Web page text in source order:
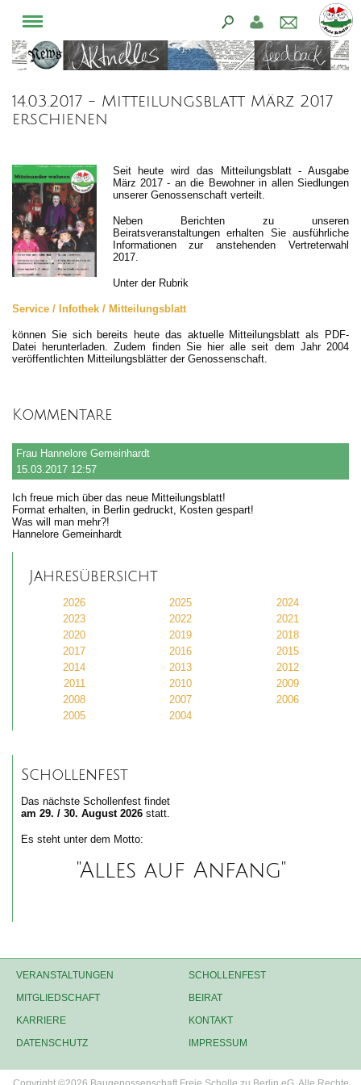
14.03.2017 - Mitteilungsblatt März 2017
erschienen
Seit heute wird das Mitteilungsblatt - Ausgabe
März 2017 - an die Bewohner in allen Siedlungen
unserer Genossenschaft verteilt.
Neben Berichten zu unseren
Beiratsveranstaltungen erhalten Sie ausführliche
Informationen zur anstehenden Vertreterwahl
2017.
Unter der Rubrik
Service / Infothek / Mitteilungsblatt
können Sie sich bereits heute das aktuelle Mitteilungsblatt als PDF-
Datei herunterladen. Zudem finden Sie hier alle seit dem Jahr 2004
veröffentlichten Mitteilungsblätter der Genossenschaft.
Kommentare
Frau Hannelore Gemeinhardt
15.03.2017 12:57
Ich freue mich über das neue Mitteilungsblatt!
Format erhalten, in Berlin gedruckt, Kosten gespart!
Was will man mehr?!
Hannelore Gemeinhardt
Jahresübersicht
2026 2025
2024
2023
2022
2021
2020
2019
2018
2017
2016
2015
2014
2013
2012
2011
2010
2009
2008
2007
2006
2005
2004
Schollenfest
Das nächste Schollenfest findet
am 29. / 30. August 2026 statt.
Es steht unter dem Motto:
"Alles auf Anfang"
VERANSTALTUNGEN
SCHOLLENFEST
MITGLIEDSCHAFT
BEIRAT
KARRIERE
KONTAKT
DATENSCHUTZ
IMPRESSUM